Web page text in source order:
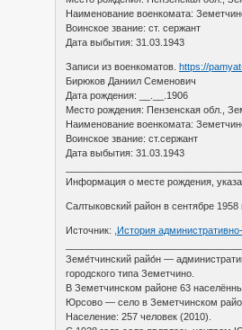
Наименование военкомата:
Воинское звание: ст. сержант
Дата выбытия: 31.03.1943
Записи из военкоматов.https://
Бирюков Даниил Семенович
Дата рождения: __.__.1906
Место рождения: Пензенская обл.,
Наименование военкомата:
Воинское звание: ст.сержант
Дата выбытия: 31.03.1943
Информация о месте рождения,
Салтыковский район в сентябре
Источник:
,История
Земе́тчинский райо́н —
городского типа Земетчино.
В Земетчинском районе 63
Юрсово — село в Земетчинском
Население: 257 человек (2010).